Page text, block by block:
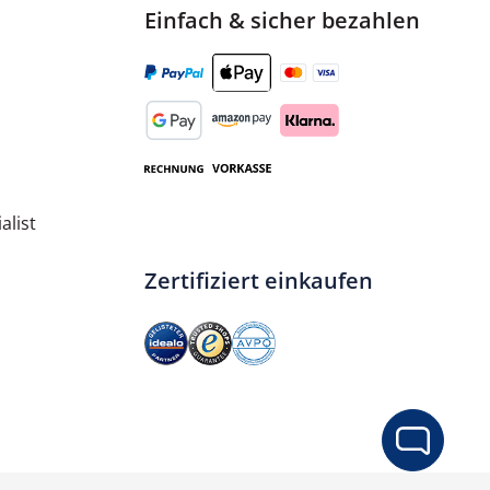
den gewünschten Wert ein oder
Einfach & sicher bezahlen
Zertifiziert einkaufen